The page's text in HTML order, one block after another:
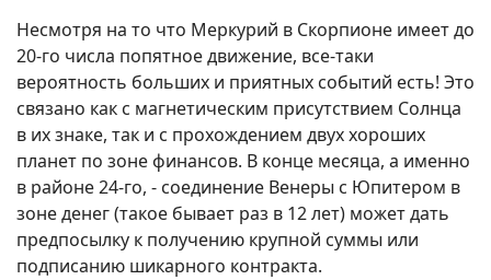
Несмотря на то что Меркурий в Скорпионе имеет до
20-го числа попятное движение, все-таки
вероятность больших и приятных событий есть! Это
связано как с магнетическим присутствием Солнца
в их знаке, так и с прохождением двух хороших
планет по зоне финансов. В конце месяца, а именно
в районе 24-го, - соединение Венеры с Юпитером в
зоне денег (такое бывает раз в 12 лет) может дать
предпосылку к получению крупной суммы или
подписанию шикарного контракта.